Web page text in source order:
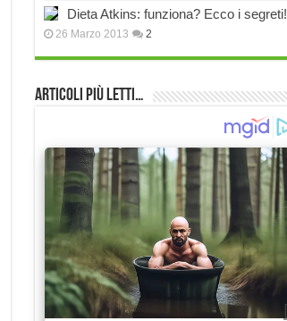
Dieta Atkins: funziona? Ecco i segreti!
26 Marzo 2013 2
Articoli più Letti…